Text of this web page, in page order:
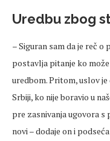
Uredbu zbog
– Siguran sam da je reč
postavlja pitanje ko
uredbom. Pritom, uslov
Srbiji, ko nije boravio u
pre zasnivanja ugovora s
novi – dodaje on i